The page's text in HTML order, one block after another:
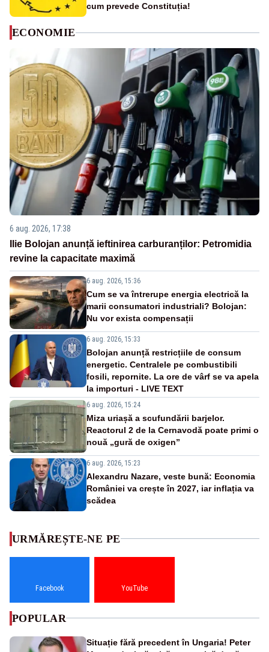
cum prevede Constituția!
ECONOMIE
6 aug. 2026, 17:38
Ilie Bolojan anunță ieftinirea carburanților: Petromidia
revine la capacitate maximă
6 aug. 2026, 15:36
Cum se va întrerupe energia electrică la
marii consumatori industriali? Bolojan:
Nu vor exista compensații
6 aug. 2026, 15:33
Bolojan anunță restricțiile de consum
energetic. Centralele pe combustibili
fosili, repornite. La ore de vârf se va apela
la importuri - LIVE TEXT
6 aug. 2026, 15:24
Miza uriașă a scufundării barjelor.
Reactorul 2 de la Cernavodă poate primi o
nouă „gură de oxigen”
6 aug. 2026, 15:23
Alexandru Nazare, veste bună: Economia
României va crește în 2027, iar inflația va
scădea
URMĂREȘTE-NE PE
Facebook YouTube
POPULAR
Situație fără precedent în Ungaria! Peter